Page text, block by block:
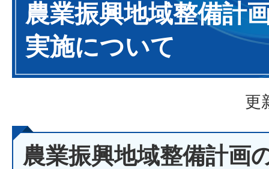
農業振興地域整備計
実施について
更
農業振興地域整備計画